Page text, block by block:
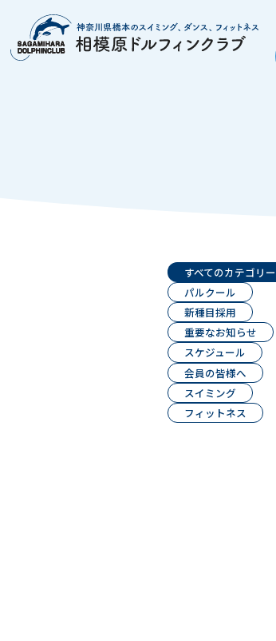
すべてのカテゴリー
パルクール
新種目採用
重要なお知らせ
スケジュール
会員の皆様へ
スイミング
フィットネス